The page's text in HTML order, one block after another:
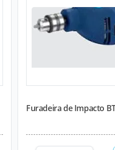
Furadeira de Impacto